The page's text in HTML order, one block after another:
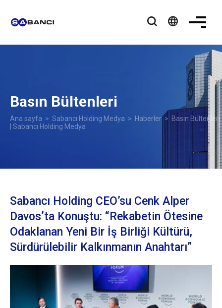
language
Basın Bültenleri
Ana sayfa > Sabancı Holding Medya > Haberler> Basın Bültenleri
| Sabancı Holding Medya
Sabancı Holding CEO’su Cenk Alper
Davos’ta Konuştu: “Rekabetin Ötesine
Odaklanan Yeni Bir İş Birliği Kültürü,
Sürdürülebilir Kalkınmanın Anahtarı”